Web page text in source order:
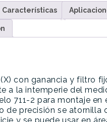
Características
con ganancia y filtro
a la intemperie del
711-2 para montaje en
de precisión se atornilla
y se puede usar en